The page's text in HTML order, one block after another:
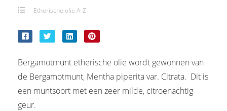
Etherische olie A-Z
Bergamotmunt etherische olie wordt gewonnen van
de Bergamotmunt, Mentha piperita var. Citrata. Dit is
een muntsoort met een zeer milde, citroenachtig
geur.